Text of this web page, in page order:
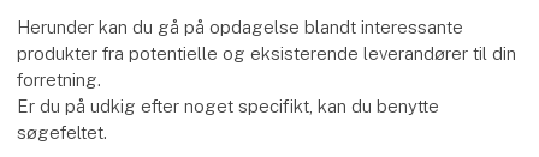
Herunder kan du gå på opdagelse blandt interessante
produkter fra potentielle og eksisterende leverandører til din
forretning.
Er du på udkig efter noget specifikt, kan du benytte
søgefeltet.